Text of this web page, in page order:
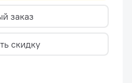
заказ
скидку